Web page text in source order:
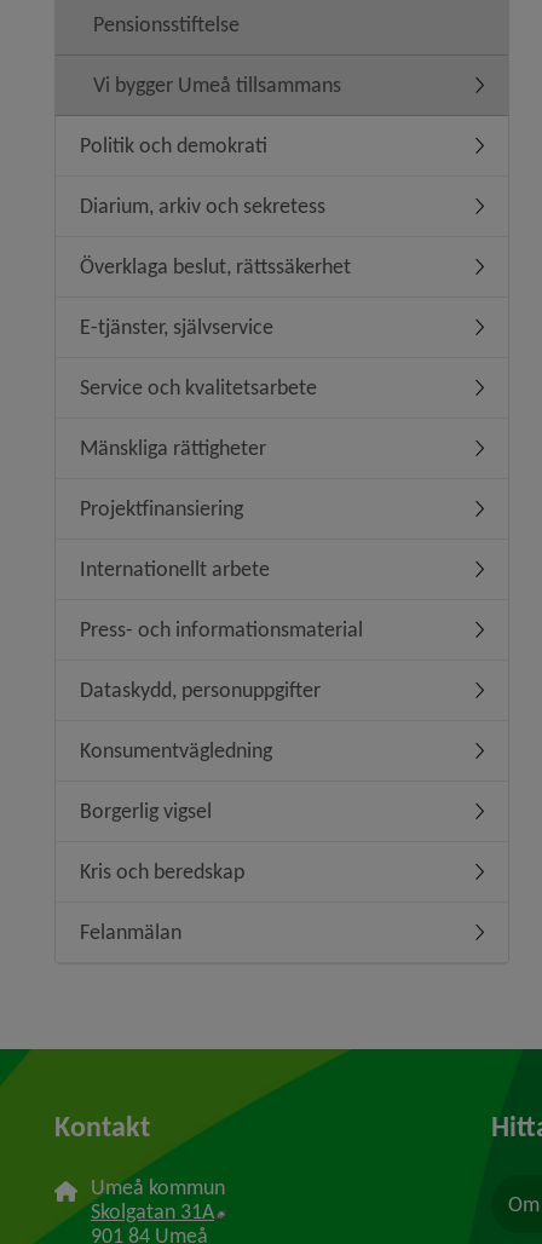
Pensionsstiftelse
Vi bygger Umeå tillsammans
Politik och demokrati
Diarium, arkiv och sekretess
Överklaga beslut, rättssäkerhet
E-tjänster, självservice
Service och kvalitetsarbete
Mänskliga rättigheter
Projektfinansiering
Internationellt arbete
Press- och informationsmaterial
Dataskydd, personuppgifter
Konsumentvägledning
Borgerlig vigsel
Kris och beredskap
Felanmälan
Kontakt
Umeå kommun
Skolgatan 31A Länk till annan webbplats, öppnas i
901 84 Umeå